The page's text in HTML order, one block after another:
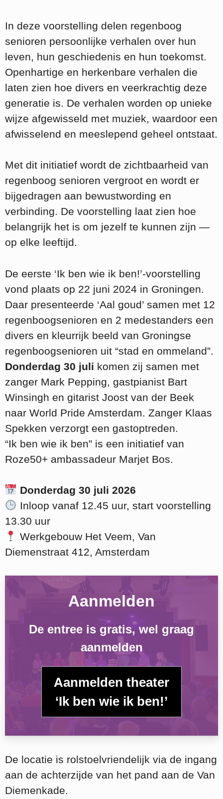
In deze voorstelling delen regenboog
senioren persoonlijke verhalen over hun
leven, hun geschiedenis en hun toekomst.
Openhartige en herkenbare verhalen die
laten zien hoe divers en veerkrachtig deze
generatie is. De verhalen worden op unieke
wijze afgewisseld met muziek, waardoor een
afwisselend en meeslepend geheel ontstaat.
Met dit initiatief wordt de zichtbaarheid van
regenboog senioren vergroot en wordt er
bijgedragen aan bewustwording en
verbinding. De voorstelling laat zien hoe
belangrijk het is om jezelf te kunnen zijn —
op elke leeftijd.
De eerste ‘Ik ben wie ik ben!’-voorstelling
vond plaats op 22 juni 2024 in Groningen.
Daar presenteerde ‘Aal goud’ samen met 12
regenboogsenioren en 2 medestanders een
divers en kleurrijk beeld van Groningse
regenboogsenioren uit “stad en ommeland”.
Donderdag 30 juli komen zij samen met
zanger Mark Pepping, gastpianist Bart
Winsingh en gitarist Joost van der Beek
naar World Pride Amsterdam. Zanger Klaas
Spekken verzorgt een gastoptreden.
“Ik ben wie ik ben” is een initiatief van
Roze50+ ambassadeur Marjet Bos.
Donderdag 30 juli 2026
Inloop vanaf 12.45 uur, start voorstelling
13.30 uur
Werkgebouw Het Veem, Van
Diemenstraat 412, Amsterdam
Aanmelden
De entree is gratis, wel graag
aanmelden
Aanmelden theater
‘Ik ben wie ik ben!’
De locatie is rolstoelvriendelijk via de ingang
aan de achterzijde van het pand aan de Van
Diemenkade.